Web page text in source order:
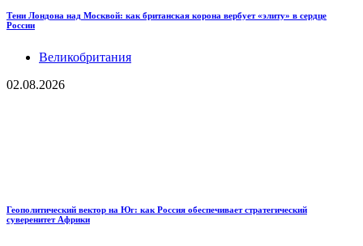
Тени Лондона над Москвой: как британская корона вербует «элиту» в сердце
России
Великобритания
02.08.2026
Геополитический вектор на Юг: как Россия обеспечивает стратегический
суверенитет Африки